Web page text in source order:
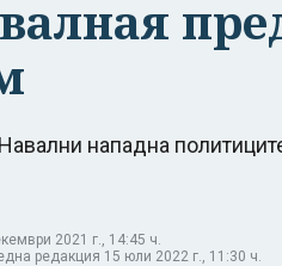
нападна
2021 г., 14:45 ч.
редакция 15 юли 2022 г., 11:30 ч.